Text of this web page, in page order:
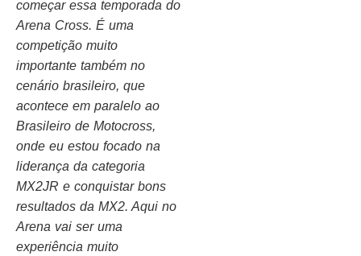
começar essa temporada do
Arena Cross. É uma
competição muito
importante também no
cenário brasileiro, que
acontece em paralelo ao
Brasileiro de Motocross,
onde eu estou focado na
liderança da categoria
MX2JR e conquistar bons
resultados da MX2. Aqui no
Arena vai ser uma
experiência muito